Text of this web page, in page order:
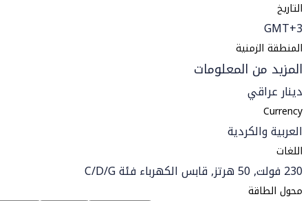
التاريخ
GMT+3
المنطقة الزمنية
المزيد من المعلومات
دينار عراقي
Currency
العربية والكردية
اللغات
230 فولت, 50 هرتز, قابس الكهرباء فئة C/D/G
محول الطاقة